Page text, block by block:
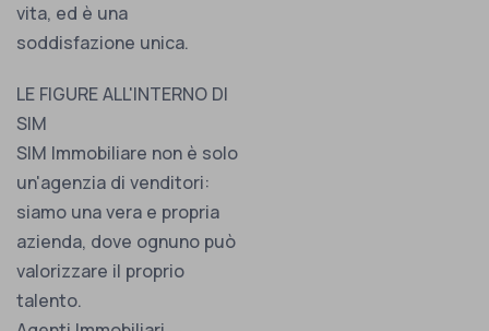
vita, ed è una
soddisfazione unica.
LE FIGURE ALL'INTERNO DI
SIM
SIM Immobiliare non è solo
un'agenzia di venditori:
siamo una vera e propria
azienda, dove ognuno può
valorizzare il proprio
talento.